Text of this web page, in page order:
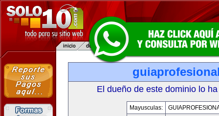
El dueño de este dominio lo
Mayusculas: